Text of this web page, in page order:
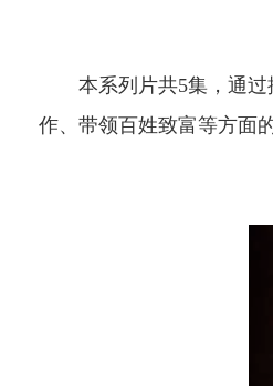
本系列片共5集，通过
作、带领百姓致富等方面